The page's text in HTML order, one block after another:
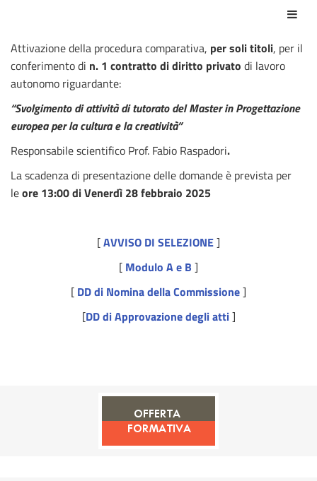
Attivazione della procedura comparativa, per soli titoli, per il
conferimento di n. 1 contratto di diritto privato di lavoro
autonomo riguardante:
“Svolgimento di attività di tutorato del Master in Progettazione
europea per la cultura e la creatività”
Responsabile scientifico Prof. Fabio Raspadori.
La scadenza di presentazione delle domande è prevista per
leore 13:00 di Venerdì 28 febbraio 2025
[AVVISO DI SELEZIONE]
[ Modulo A e B ]
[ DD di Nomina della Commissione]
[DD di Approvazione degli atti]